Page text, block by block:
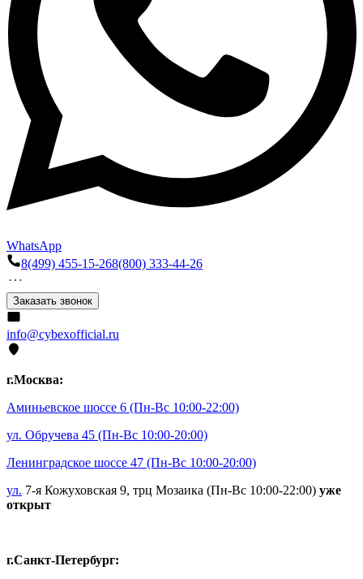
WhatsApp
8(499) 455-15-268(800) 333-44-26
Заказать звонок
info@cybexofficial.ru
г.Москва:
Аминьевское шоссе 6 (Пн-Вс 10:00-22:00)
ул. Обручева 45 (Пн-Вс 10:00-20:00)
Ленинградское шоссе 47 (Пн-Вс 10:00-20:00)
ул. 7-я Кожуховская 9, трц Мозаика (Пн-Вс 10:00-22:00) уже
открыт
г.Санкт-Петербург: